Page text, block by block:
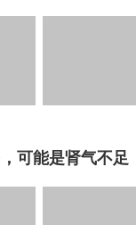
可能是肾气不足